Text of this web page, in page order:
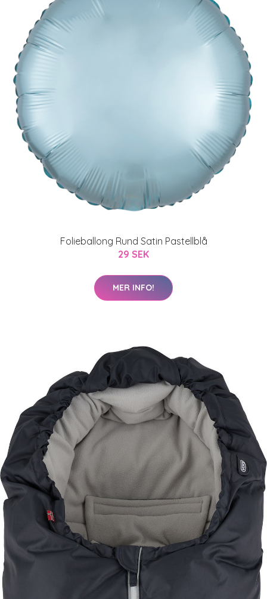
Folieballong Rund Satin Pastellblå
29 SEK
MER INFO!